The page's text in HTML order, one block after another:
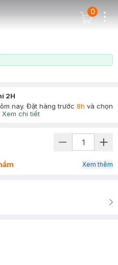
Cart Icon
0
2H
nay. Đặt hàng trước 8h và chọn
Xem chi tiết
Xem thêm